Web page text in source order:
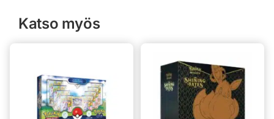
Katso myös